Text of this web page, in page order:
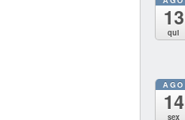
13
qui
AGO
14
sex